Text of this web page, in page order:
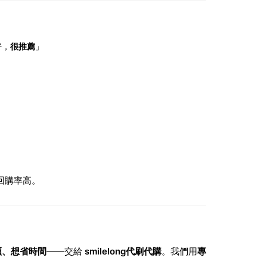
很推薦」
率高。
想省時間——交給 smilelong代刷代購。我們用專